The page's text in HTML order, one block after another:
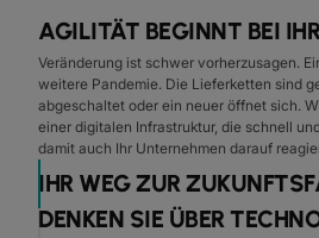
AGILITÄT BEGINNT BEI
Veränderung ist schwer vorherzusagen.
weitere Pandemie. Die Lieferketten sind
abgeschaltet oder ein neuer öffnet sich.
einer digitalen Infrastruktur, die schnell
damit auch Ihr Unternehmen darauf
IHR WEG ZUR
DENKEN SIE ÜBER